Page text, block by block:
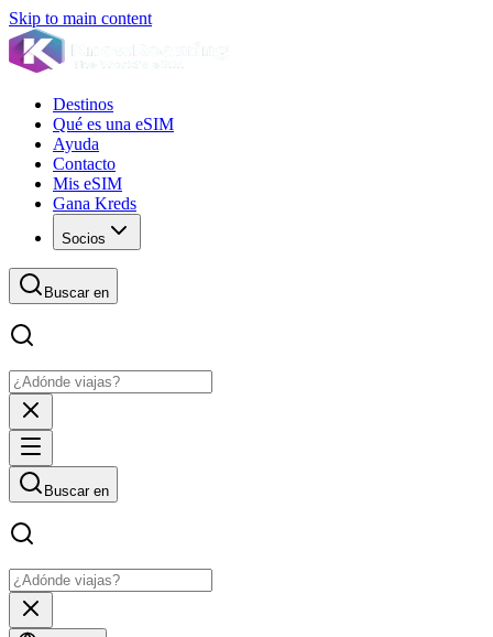
Skip to main content
Destinos
Qué es una eSIM
Ayuda
Contacto
Mis eSIM
Gana Kreds
Socios
Buscar en
Buscar en